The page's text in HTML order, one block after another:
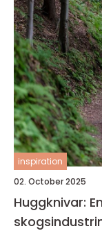
inspiration
02. October 2025
Huggknivar: